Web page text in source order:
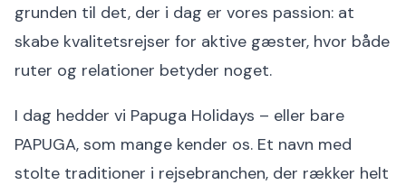
grunden til det, der i dag er vores passion: at
skabe kvalitetsrejser for aktive gæster, hvor både
ruter og relationer betyder noget.
I dag hedder vi Papuga Holidays – eller bare
PAPUGA, som mange kender os. Et navn med
stolte traditioner i rejsebranchen, der rækker helt